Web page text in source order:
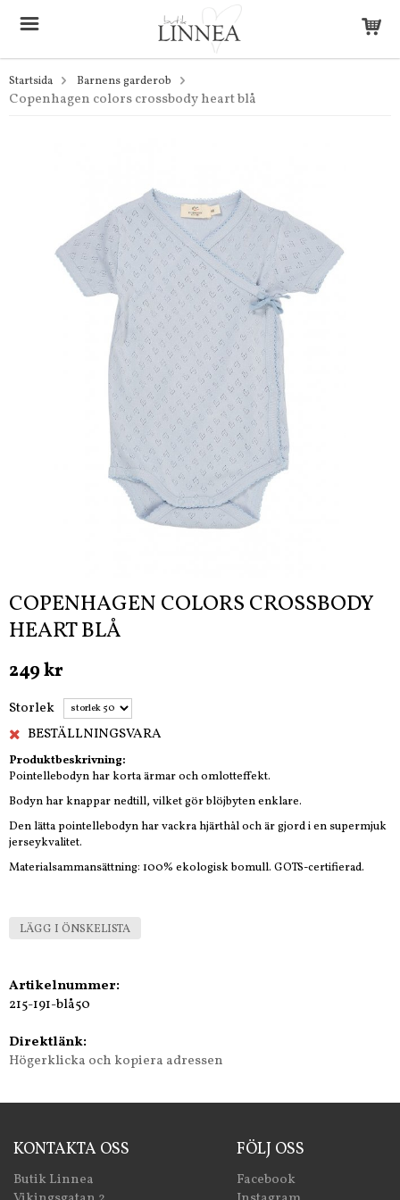
Startsida Barnens garderob
Copenhagen colors crossbody heart blå
COPENHAGEN COLORS CROSSBODY
HEART BLÅ
249 kr
Storlek
BESTÄLLNINGSVARA
Produktbeskrivning:
Pointellebodyn har korta ärmar och omlotteffekt.
Bodyn har knappar nedtill, vilket gör blöjbyten enklare.
Den lätta pointellebodyn har vackra hjärthål och är gjord i en supermjuk
jerseykvalitet.
Materialsammansättning: 100% ekologisk bomull. GOTS-certifierad.
LÄGG I ÖNSKELISTA
Artikelnummer:
215-191-blå50
Direktlänk:
Högerklicka och kopiera adressen
KONTAKTA OSS
Butik Linnea
FÖLJ OSS
Facebook